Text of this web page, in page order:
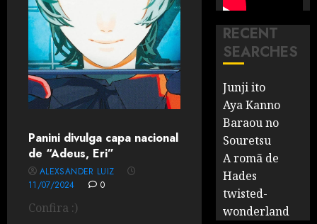
Panini divulga capa nacional
de “Adeus, Eri”
ALEXSANDER LUIZ
11/07/2024
0
Confira :)
RECENT
SEARCHES
Junji ito
Aya Kanno
Baraou no
Souretsu
A romã de
Hades
twisted-
wonderland